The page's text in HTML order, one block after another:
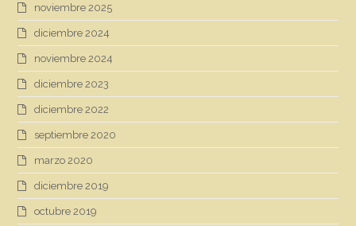
noviembre 2025
diciembre 2024
noviembre 2024
diciembre 2023
diciembre 2022
septiembre 2020
marzo 2020
diciembre 2019
octubre 2019